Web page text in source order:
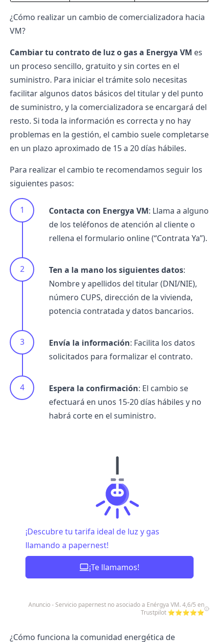
¿Cómo realizar un cambio de comercializadora hacia
VM?
Cambiar tu contrato de luz o gas a Energya VM es
un proceso sencillo, gratuito y sin cortes en el
suministro. Para iniciar el trámite solo necesitas
facilitar algunos datos básicos del titular y del punto
de suministro, y la comercializadora se encargará del
resto. Si toda la información es correcta y no hay
problemas en la gestión, el cambio suele completarse
en un plazo aproximado de 15 a 20 días hábiles.
Para realizar el cambio te recomendamos seguir los
siguientes pasos:
Contacta con Energya VM: Llama a alguno
de los teléfonos de atención al cliente o
rellena el formulario online (“Contrata Ya”).
Ten a la mano los siguientesdatos:
Nombre y apellidos del titular (DNI/NIE),
número CUPS, dirección de la vivienda,
potencia contratada y datos bancarios.
Envía la información: Facilita los datos
solicitados para formalizar el contrato.
Espera la confirmación: El cambio se
efectuará en unos 15-20 días hábiles y no
habrá corte en el suministro.
¡Descubre tu tarifa ideal de luz y gas
llamando a papernest!
¡Te llamamos!
Anuncio - Servicio papernest no asociado a Enérgya VM. 4,6/5 en
Trustpilot ⭐⭐⭐⭐⭐
¿Cómo funciona la comunidad energética de